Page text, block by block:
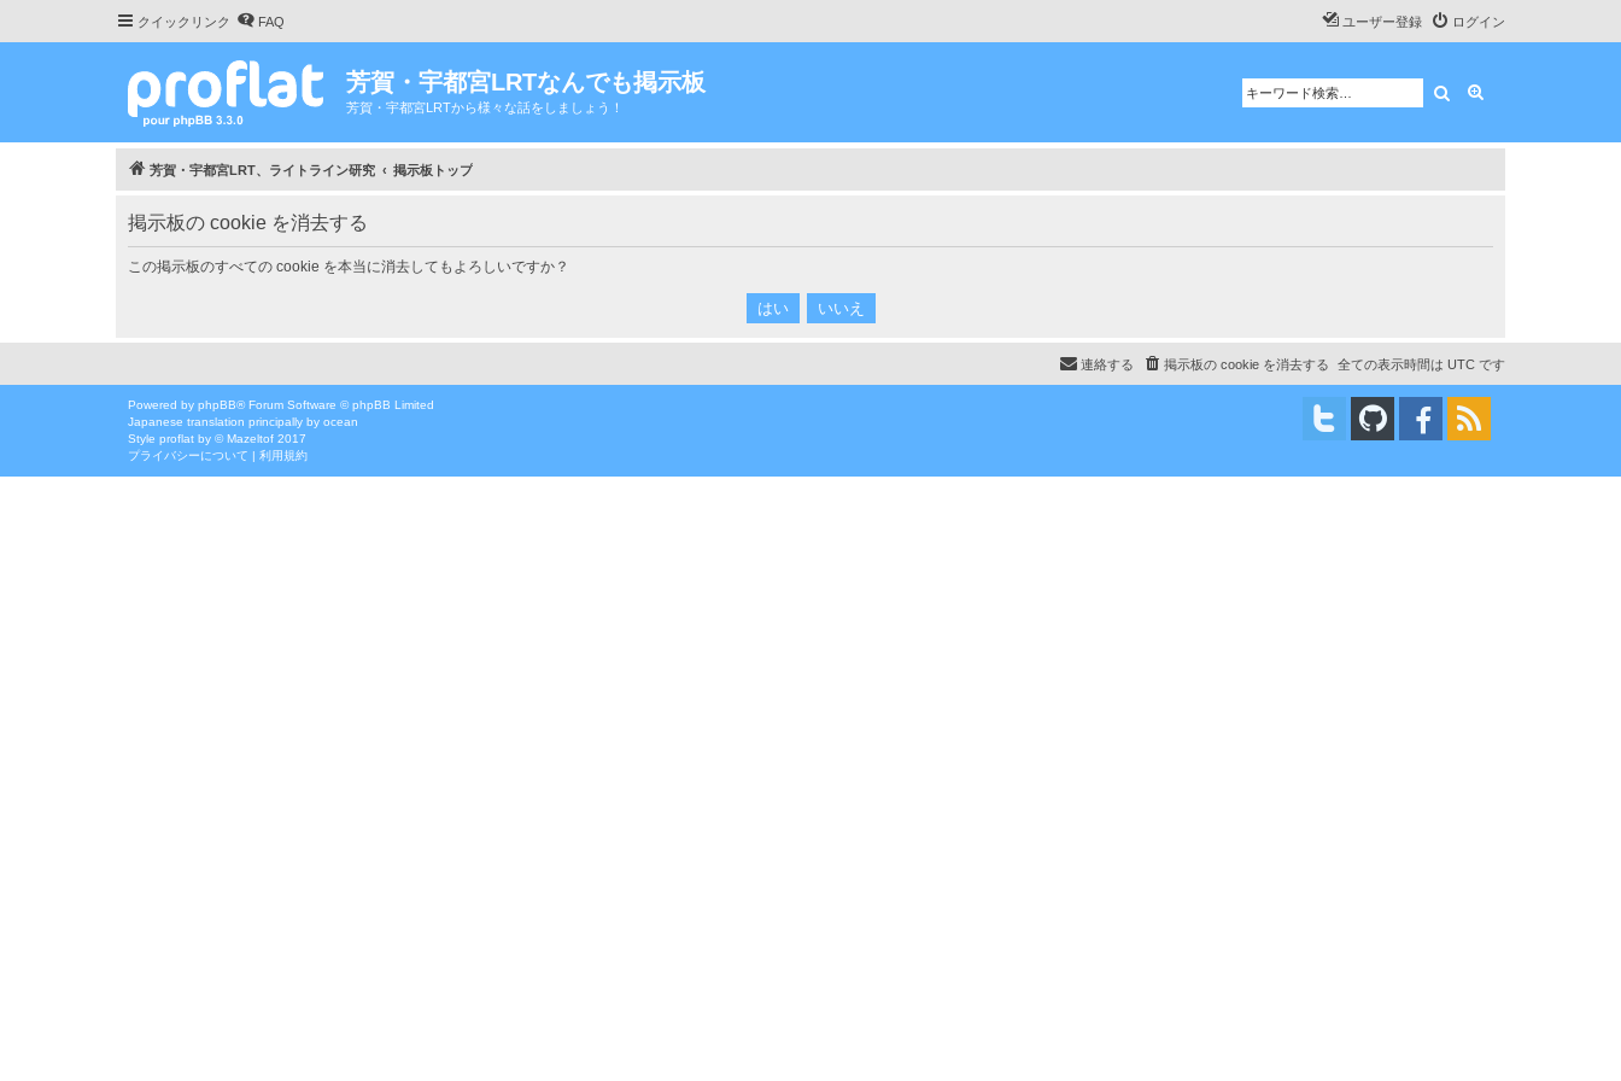
クイックリンク FAQ ログイン
ユーザー登録
芳賀・宇都宮LRTなんでも掲示板
芳賀・宇都宮LRTから様々な話をしましょう！
検索
芳賀・宇都宮LRT、ライトライン研究 掲示板トップ
掲示板の cookie を消去する
この掲示板のすべての cookie を本当に消去してもよろしいですか？
全ての表示時間は UTC です
掲示板の cookie を消去する
連絡する
Powered by phpBB® Forum Software © phpBB Limited
Japanese translation principally by ocean
Style proflat by ©Mazeltof 2017
プライバシーについて | 利用規約